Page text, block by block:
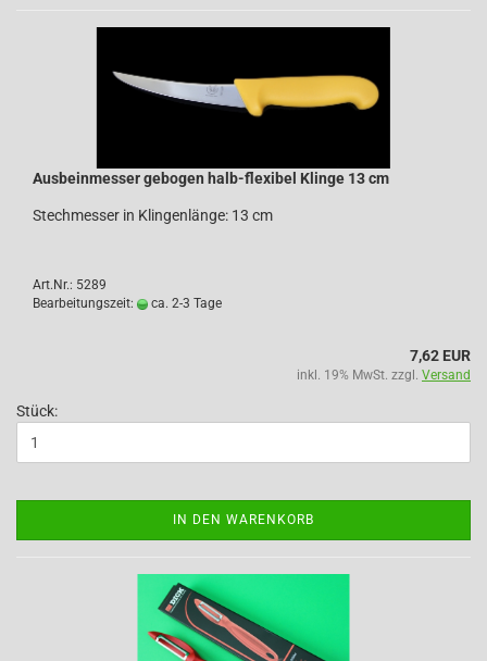
Ausbeinmesser gebogen halb-flexibel Klinge 13 cm
Stechmesser in Klingenlänge: 13 cm
Art.Nr.: 5289
Bearbeitungszeit:
ca. 2-3 Tage
7,62 EUR
inkl. 19% MwSt. zzgl. Versand
Stück:
IN DEN WARENKORB